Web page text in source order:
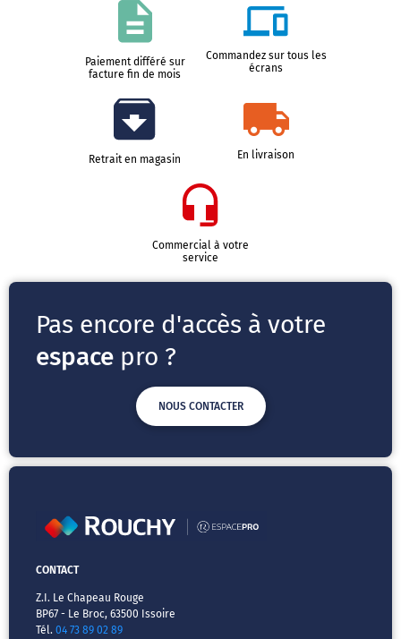
Paiement différé sur
facture fin de mois
Commandez sur tous les
écrans
Retrait en magasin En livraison
Commercial à votre
service
Pas encore d'accès à votre
espace pro ?
NOUS CONTACTER
CONTACT
Z.I. Le Chapeau Rouge
BP67 - Le Broc, 63500 Issoire
Tél. 04 73 89 02 89